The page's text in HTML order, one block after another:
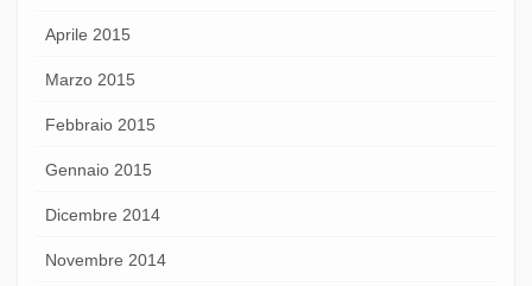
Aprile 2015
Marzo 2015
Febbraio 2015
Gennaio 2015
Dicembre 2014
Novembre 2014